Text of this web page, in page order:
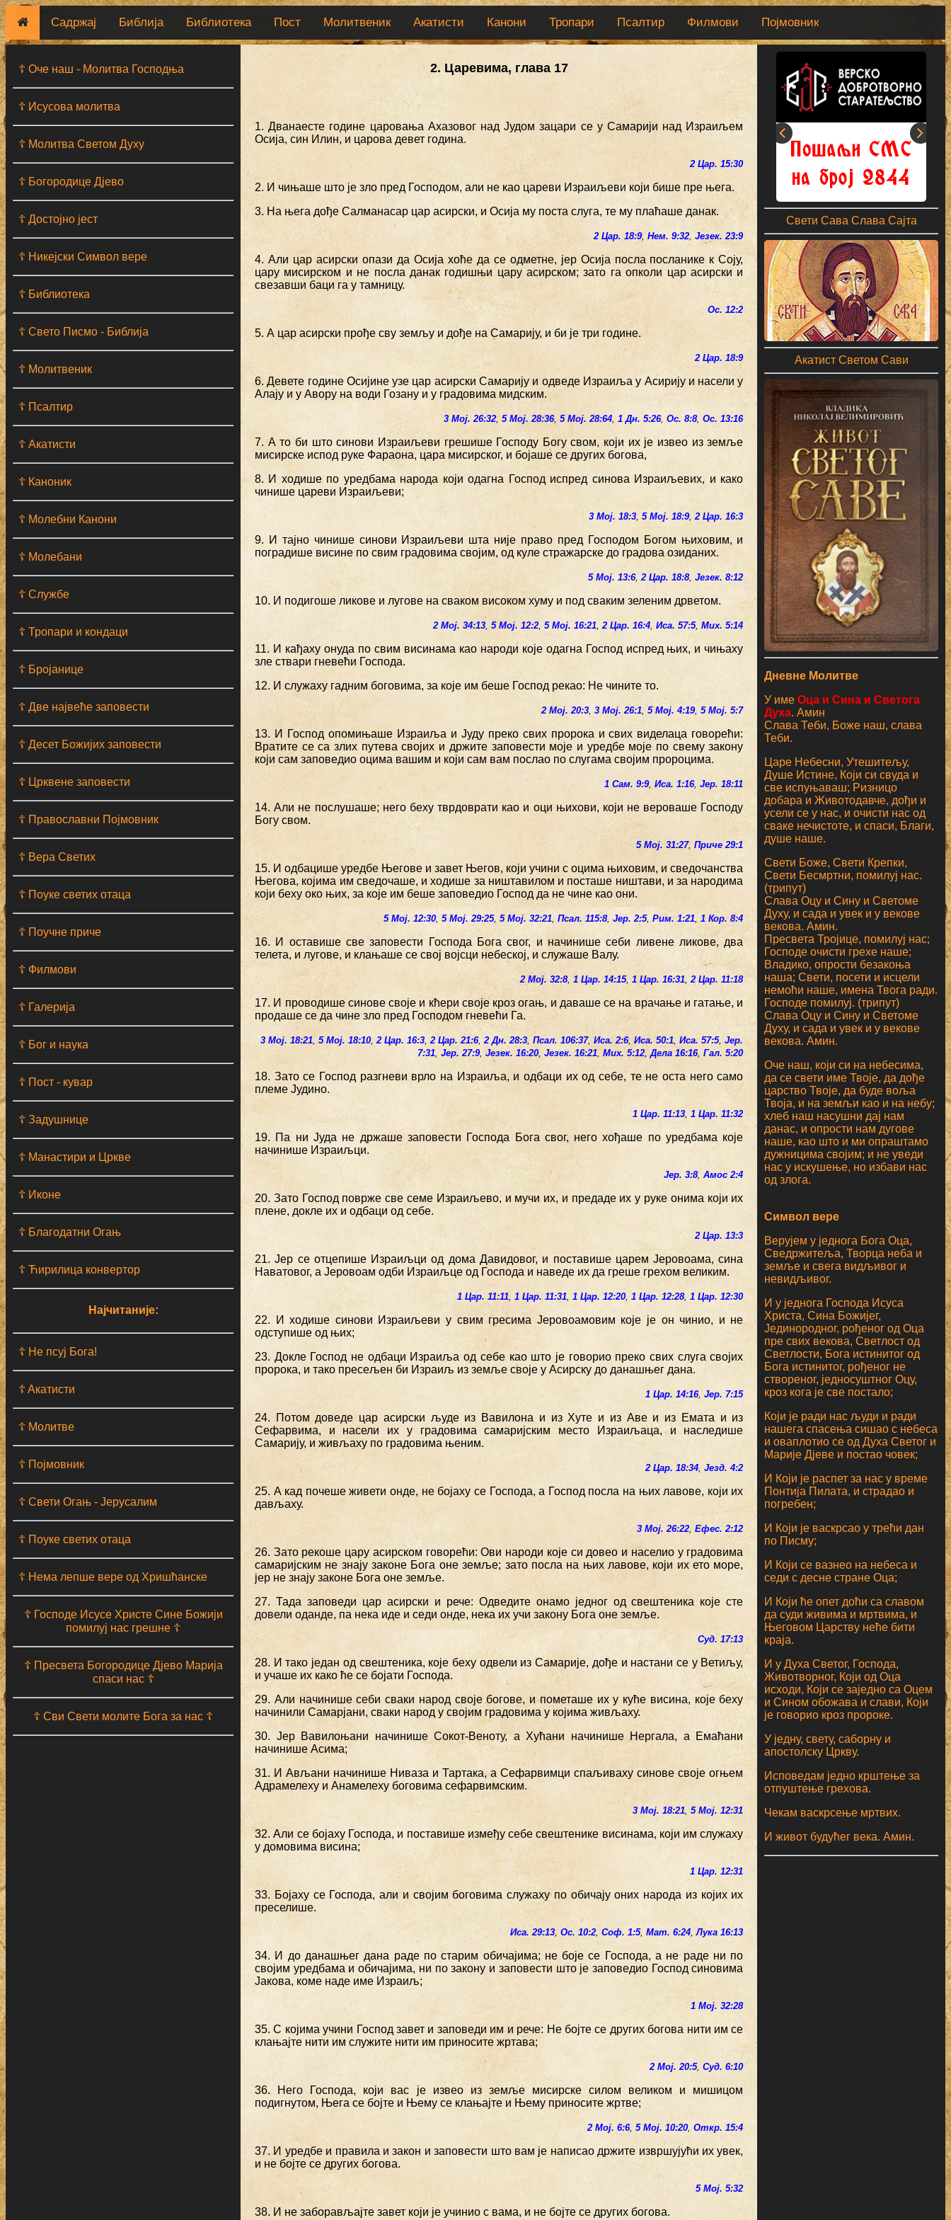
Садржај Библија Библиотека Пост Молитвеник Акатисти Канони Тропари Псалтир Филмови Појмовник
☦ Оче наш - Moлитва Господња
☦ Исусова молитва
☦ Молитва Светом Духу
☦ Богородице Дјево
☦ Достојно јест
☦ Никејски Символ вере
☦ Библиотека
☦ Свето Писмо - Библија
☦ Молитвеник
☦ Псалтир
☦ Акатисти
☦ Каноник
☦ Молебни Канони
☦ Молебани
☦ Службе
☦ Тропари и кондаци
☦ Бројанице
☦ Две највеће заповести
☦ Десет Божијих заповести
☦ Црквене заповести
☦ Православни Појмовник
☦ Вера Светих
☦ Поуке светих отаца
☦ Поучне приче
☦ Филмови
☦ Галерија
☦ Бог и наука
☦ Пост - кувар
☦ Задушнице
☦ Манастири и Цркве
☦ Иконе
☦ Благодатни Огањ
☦ Ћирилица конвертор
Најчитаније:
☦ Не псуј Бога!
☦ Aкатисти
☦ Молитве
☦ Појмовник
☦ Свети Огањ - Јерусалим
☦ Поуке светих отаца
☦ Нема лепше вере од Хришћанске
☦ Господе Исусе Христе Сине Божији
помилуј нас грешне ☦
☦ Пресвета Богородице Дјево Марија
спаси нас ☦
☦ Сви Свети молите Бога за нас ☦
2. Царевима, глава 17
1. Дванаесте године царовања Ахазовог над Јудом зацари се у Самарији над Израиљем
Осија, син Илин, и царова девет година.
2 Цар. 15:30
2. И чињаше што је зло пред Господом, али не као цареви Израиљеви који бише пре њега.
3. На њега дође Салманасар цар асирски, и Осија му поста слуга, те му плаћаше данак.
2 Цар. 18:9,Нем. 9:32,Језек. 23:9
4. Али цар асирски опази да Осија хоће да се одметне, јер Осија посла посланике к Соју,
цару мисирском и не посла данак годишњи цару асирском; зато га опколи цар асирски и
свезавши баци га у тамницу.
Ос. 12:2
5. А цар асирски прође сву земљу и дође на Самарију, и би је три године.
2 Цар. 18:9
6. Девете године Осијине узе цар асирски Самарију и одведе Израиља у Асирију и насели у
Алају и у Авору на води Гозану и у градовима мидским.
3 Мој. 26:32,5 Мој. 28:36,5 Мој. 28:64,1 Дн. 5:26,Ос. 8:8,Ос. 13:16
7. А то би што синови Израиљеви грешише Господу Богу свом, који их је извео из земље
мисирске испод руке Фараона, цара мисирског, и бојаше се других богова,
8. И ходише по уредбама народа који одагна Господ испред синова Израиљевих, и како
чинише цареви Израиљеви;
3 Мој. 18:3,5 Мој. 18:9,2 Цар. 16:3
9. И тајно чинише синови Израиљеви шта није право пред Господом Богом њиховим, и
поградише висине по свим градовима својим, од куле стражарске до градова озиданих.
5 Мој. 13:6,2 Цар. 18:8,Језек. 8:12
10. И подигоше ликове и лугове на сваком високом хуму и под сваким зеленим дрветом.
2 Мој. 34:13,5 Мој. 12:2,5 Мој. 16:21,2 Цар. 16:4,Иса. 57:5,Мих. 5:14
11. И кађаху онуда по свим висинама као народи које одагна Господ испред њих, и чињаху
зле ствари гневећи Господа.
12. И служаху гадним боговима, за које им беше Господ рекао: Не чините то.
2 Мој. 20:3,3 Мој. 26:1,5 Мој. 4:19,5 Мој. 5:7
13. И Господ опомињаше Израиља и Јуду преко свих пророка и свих виделаца говорећи:
Вратите се са злих путева својих и држите заповести моје и уредбе моје по свему закону
који сам заповедио оцима вашим и који сам вам послао по слугама својим пророцима.
1 Сам. 9:9,Иса. 1:16,Јер. 18:11
14. Али не послушаше; него беху тврдоврати као и оци њихови, који не вероваше Господу
Богу свом.
5 Мој. 31:27,Приче 29:1
15. И одбацише уредбе Његове и завет Његов, који учини с оцима њиховим, и сведочанства
Његова, којима им сведочаше, и ходише за ништавилом и посташе ништави, и за народима
који беху око њих, за које им беше заповедио Господ да не чине као они.
5 Мој. 12:30,5 Мој. 29:25,5 Мој. 32:21,Псал. 115:8,Јер. 2:5,Рим. 1:21,1 Кор. 8:4
16. И оставише све заповести Господа Бога свог, и начинише себи ливене ликове, два
телета, и лугове, и клањаше се свој војсци небеској, и служаше Валу.
2 Мој. 32:8,1 Цар. 14:15,1 Цар. 16:31,2 Цар. 11:18
17. И проводише синове своје и кћери своје кроз огањ, и даваше се на врачање и гатање, и
продаше се да чине зло пред Господом гневећи Га.
3 Мој. 18:21,5 Мој. 18:10,2 Цар. 16:3,2 Цар. 21:6,2 Дн. 28:3,Псал. 106:37,Иса. 2:6,Иса. 50:1,Иса. 57:5,Јер.
7:31,Јер. 27:9,Језек. 16:20,Језек. 16:21,Мих. 5:12,Дела 16:16,Гал. 5:20
18. Зато се Господ разгневи врло на Израиља, и одбаци их од себе, те не оста него само
племе Јудино.
1 Цар. 11:13,1 Цар. 11:32
19. Па ни Јуда не држаше заповести Господа Бога свог, него хођаше по уредбама које
начинише Израиљци.
Јер. 3:8,Амос 2:4
20. Зато Господ поврже све семе Израиљево, и мучи их, и предаде их у руке онима који их
плене, докле их и одбаци од себе.
2 Цар. 13:3
21. Јер се отцепише Израиљци од дома Давидовог, и поставише царем Јеровоама, сина
Наватовог, а Јеровоам одби Израиљце од Господа и наведе их да греше грехом великим.
1 Цар. 11:11,1 Цар. 11:31,1 Цар. 12:20,1 Цар. 12:28,1 Цар. 12:30
22. И ходише синови Израиљеви у свим гресима Јеровоамовим које је он чинио, и не
одступише од њих;
23. Докле Господ не одбаци Израиља од себе као што је говорио преко свих слуга својих
пророка, и тако пресељен би Израиљ из земље своје у Асирску до данашњег дана.
1 Цар. 14:16,Јер. 7:15
24. Потом доведе цар асирски људе из Вавилона и из Хуте и из Аве и из Емата и из
Сефарвима, и насели их у градовима самаријским место Израиљаца, и наследише
Самарију, и живљаху по градовима њеним.
2 Цар. 18:34,Језд. 4:2
25. А кад почеше живети онде, не бојаху се Господа, а Господ посла на њих лавове, који их
дављаху.
3 Мој. 26:22,Ефес. 2:12
26. Зато рекоше цару асирском говорећи: Ови народи које си довео и населио у градовима
самаријским не знају законе Бога оне земље; зато посла на њих лавове, који их ето море,
јер не знају законе Бога оне земље.
27. Тада заповеди цар асирски и рече: Одведите онамо једног од свештеника које сте
довели оданде, па нека иде и седи онде, нека их учи закону Бога оне земље.
Суд. 17:13
28. И тако један од свештеника, које беху одвели из Самарије, дође и настани се у Ветиљу,
и учаше их како ће се бојати Господа.
29. Али начинише себи сваки народ своје богове, и пометаше их у куће висина, које беху
начинили Самарјани, сваки народ у својим градовима у којима живљаху.
30. Јер Вавилоњани начинише Сокот-Веноту, а Хућани начинише Нергала, а Емаћани
начинише Асима;
31. И Ављани начинише Ниваза и Тартака, а Сефарвимци спаљиваху синове своје огњем
Адрамелеху и Анамелеху боговима сефарвимским.
3 Мој. 18:21,5 Мој. 12:31
32. Али се бојаху Господа, и поставише између себе свештенике висинама, који им служаху
у домовима висина;
1 Цар. 12:31
33. Бојаху се Господа, али и својим боговима служаху по обичају оних народа из којих их
преселише.
Иса. 29:13,Ос. 10:2,Соф. 1:5,Мат. 6:24,Лука 16:13
34. И до данашњег дана раде по старим обичајима; не боје се Господа, а не раде ни по
својим уредбама и обичајима, ни по закону и заповести што је заповедио Господ синовима
Јакова, коме наде име Израиљ;
1 Мој. 32:28
35. С којима учини Господ завет и заповеди им и рече: Не бојте се других богова нити им се
клањајте нити им служите нити им приносите жртава;
2 Мој. 20:5,Суд. 6:10
36. Него Господа, који вас је извео из земље мисирске силом великом и мишицом
подигнутом, Њега се бојте и Њему се клањајте и Њему приносите жртве;
2 Мој. 6:6,5 Мој. 10:20,Откр. 15:4
37. И уредбе и правила и закон и заповести што вам је написао држите извршујући их увек,
и не бојте се других богова.
5 Мој. 5:32
38. И не заборављајте завет који је учинио с вама, и не бојте се других богова.
Свети Сава Слава Сајта
Акатист Светом Сави
Дневне Молитве
У имеОца и Сина и Светога
Духа. Амин
Слава Теби, Боже наш, слава
Теби.
Царе Небесни, Утешитељу,
Душе Истине, Који си свуда и
све испуњаваш; Ризницо
добара и Животодавче, дођи и
усели се у нас, и очисти нас од
сваке нечистоте, и спаси, Благи,
душе наше.
Свети Боже, Свети Крепки,
Свети Бесмртни, помилуј нас.
(трипут)
Слава Оцу и Сину и Светоме
Духу, и сада и увек и у векове
векова. Амин.
Пресвета Тројице, помилуј нас;
Господе очисти грехе наше;
Владико, опрости безакоња
наша; Свети, посети и исцели
немоћи наше, имена Твога ради.
Господе помилуј. (трипут)
Слава Оцу и Сину и Светоме
Духу, и сада и увек и у векове
векова. Амин.
Оче наш, који си на небесима,
да се свети име Твоје, да дође
царство Твоје, да буде воља
Твоја, и на земљи као и на небу;
хлеб наш насушни дај нам
данас, и опрости нам дугове
наше, као што и ми опраштамо
дужницима својим; и не уведи
нас у искушење, но избави нас
од злога.
Символ вере
Верујем у једнога Бога Оца,
Сведржитеља, Творца неба и
земље и свега видљивог и
невидљивог.
И у једнога Господа Исуса
Христа, Сина Божијег,
Јединородног, рођеног од Оца
пре свих векова, Светлост од
Светлости, Бога истинитог од
Бога истинитог, рођеног не
створеног, једносуштног Оцу,
кроз кога је све постало;
Који је ради нас људи и ради
нашега спасења сишао с небеса
и оваплотио се од Духа Светог и
Марије Дјеве и постао човек;
И Који је распет за нас у време
Понтија Пилата, и страдао и
погребен;
И Који је васкрсао у трећи дан
по Писму;
И Који се вазнео на небеса и
седи с десне стране Оца;
И Који ће опет доћи са славом
да суди живима и мртвима, и
Његовом Царству неће бити
краја.
И у Духа Светог, Господа,
Животворног, Који од Оца
исходи, Који се заједно са Оцем
и Сином обожава и слави, Који
је говорио кроз пророке.
У једну, свету, саборну и
апостолску Цркву.
Исповедам једно крштење за
отпуштење грехова.
Чекам васкрсење мртвих.
И живот будућег века. Амин.